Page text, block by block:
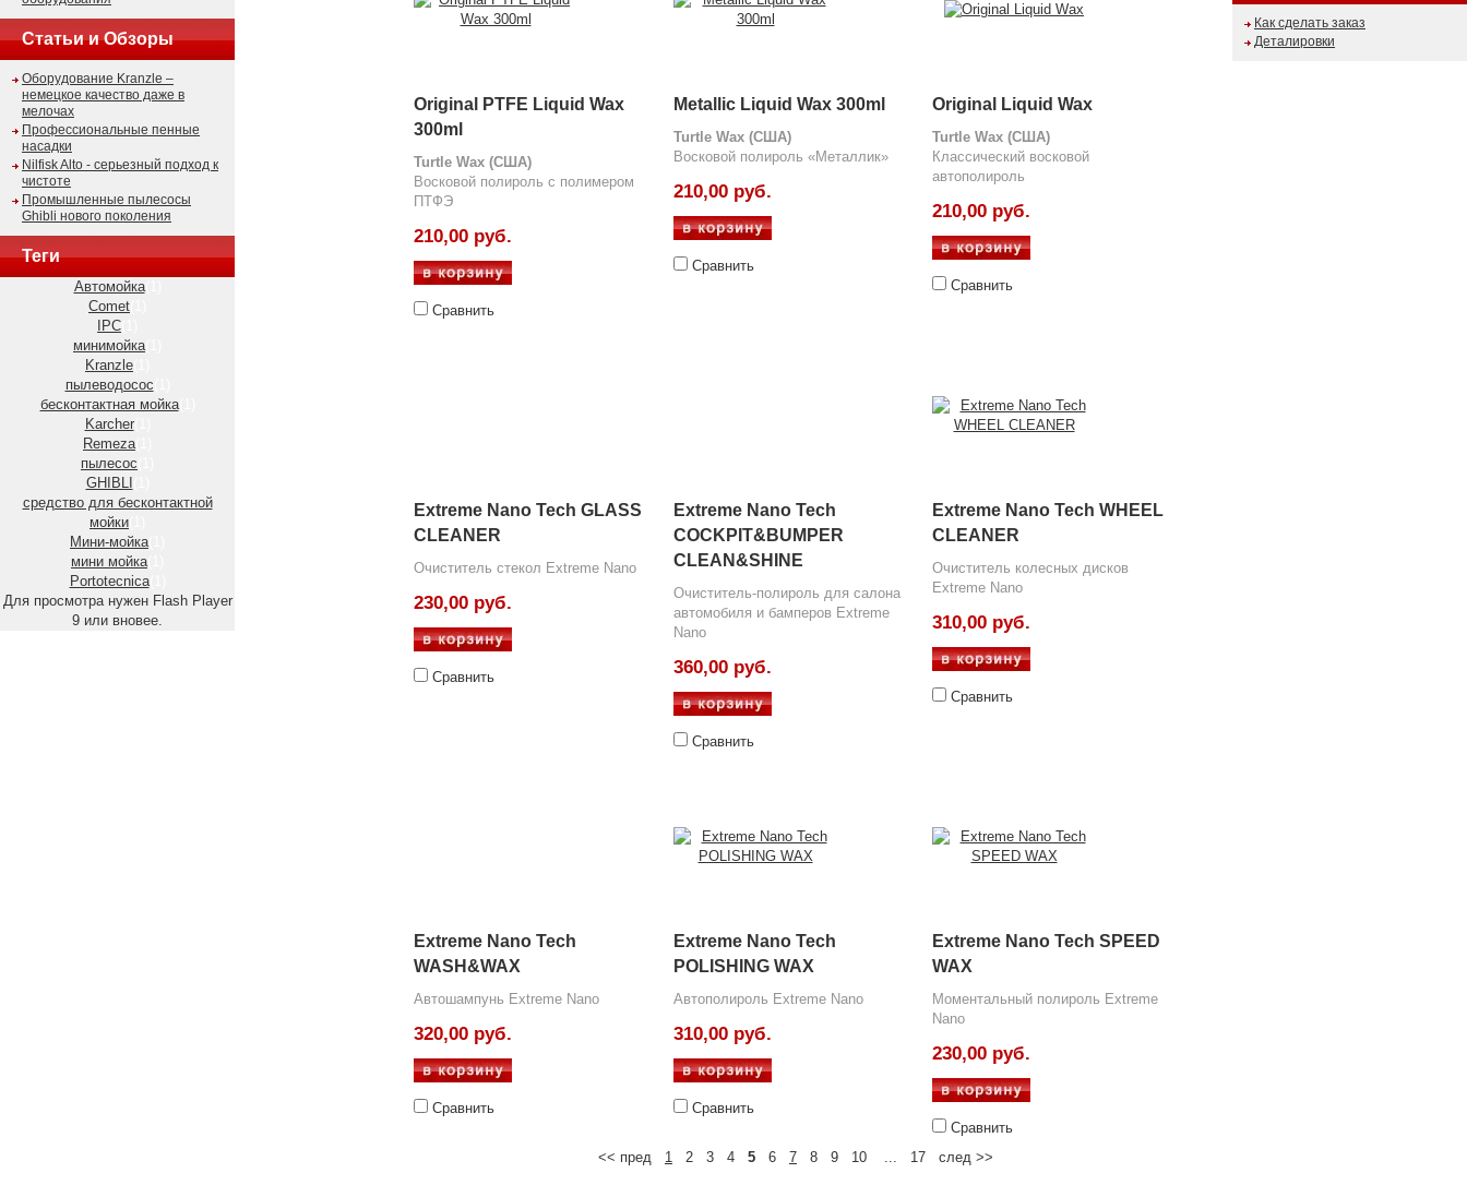
Статьи и Обзоры
Оборудование Kranzle –
немецкое качество даже в
мелочах
Профессиональные пенные
насадки
Nilfisk Alto - серьезный подход к
чистоте
Промышленные пылесосы
Ghibli нового поколения
Теги
Автомойка(1)
Comet
IPC
минимойка(1)
Kranzle
пылеводосос
бесконтактная мойка(1)
Karcher(1)
Remeza(1)
пылесос
GHIBLI
средство для бесконтактной
мойки
Мини-мойка(1)
мини мойка(1)
Portotecnica(1)
Для просмотра нужен Flash Player
9 или вновее.
Original PTFE Liquid Wax
300ml
Turtle Wax (США)
Восковой полироль с полимером
ПТФЭ
210,00 руб.
Сравнить
Metallic Liquid Wax 300ml
Turtle Wax (США)
Восковой полироль «Металлик»
210,00 руб.
Сравнить
Original Liquid Wax
Turtle Wax (США)
Классический восковой
автополироль
210,00 руб.
Сравнить
Extreme Nano Tech GLASS
CLEANER
Очиститель стекол Extreme Nano
230,00 руб.
Сравнить
Extreme Nano Tech
COCKPIT&BUMPER
CLEAN&SHINE
Очиститель-полироль для салона
автомобиля и бамперов Extreme
Nano
360,00 руб.
Сравнить
Extreme Nano Tech WHEEL
CLEANER
Очиститель колесных дисков
Extreme Nano
310,00 руб.
Сравнить
Extreme Nano Tech
WASH&WAX
Автошампунь Extreme Nano
320,00 руб.
Сравнить
Extreme Nano Tech
POLISHING WAX
Автополироль Extreme Nano
310,00 руб.
Сравнить
Extreme Nano Tech SPEED
WAX
Моментальный полироль Extreme
Nano
230,00 руб.
Сравнить
<< пред 1 2 3 4 5 6 7 8 9 10 ... 17 след >>
Как сделать заказ
Деталировки